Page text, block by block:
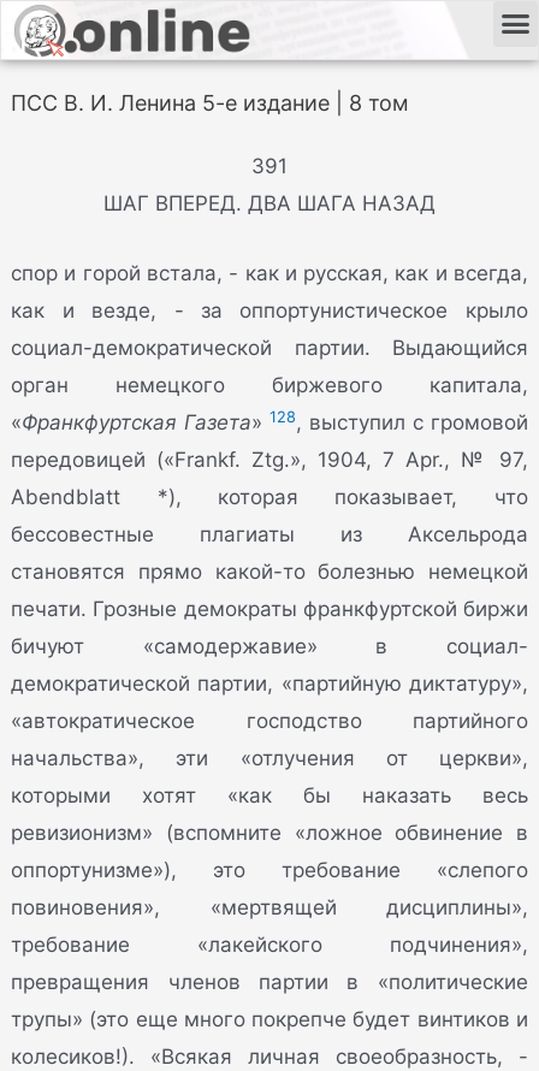
ПСС В. И. Ленина 5-е издание | 8 том
391
ШАГ ВПЕРЕД. ДВА ШАГА НАЗАД
спор и горой встала, - как и русская, как и всегда,
как и везде, - за оппортунистическое крыло
социал-демократической партии. Выдающийся
орган немецкого биржевого капитала,
«Франкфуртская Газета» 128, выступил с громовой
передовицей («Frankf. Ztg.», 1904, 7 Apr., № 97,
Abendblatt *), которая показывает, что
бессовестные плагиаты из Аксельрода
становятся прямо какой-то болезнью немецкой
печати. Грозные демократы франкфуртской биржи
бичуют «самодержавие» в социал-
демократической партии, «партийную диктатуру»,
«автократическое господство партийного
начальства», эти «отлучения от церкви»,
которыми хотят «как бы наказать весь
ревизионизм» (вспомните «ложное обвинение в
оппортунизме»), это требование «слепого
повиновения», «мертвящей дисциплины»,
требование «лакейского подчинения»,
превращения членов партии в «политические
трупы» (это еще много покрепче будет винтиков и
колесиков!). «Всякая личная своеобразность, -